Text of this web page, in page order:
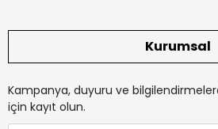
Kurumsal
Kampanya, duyuru ve
için kayıt olun.